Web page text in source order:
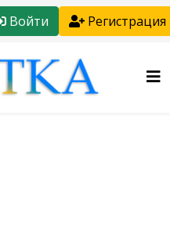
Войти Регистрация